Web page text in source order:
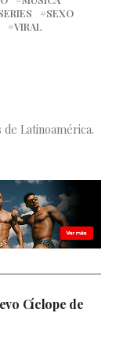
SEXO
VIRAL
Latinoamérica.
Cíclope de